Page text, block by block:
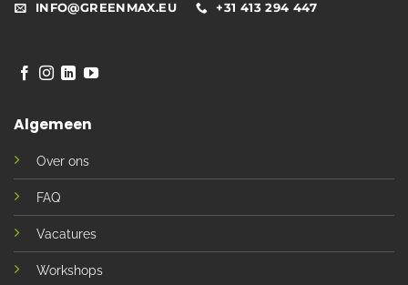
INFO@GREENMAX.EU +31 413 294 447
Algemeen
Over ons
FAQ
Vacatures
Workshops